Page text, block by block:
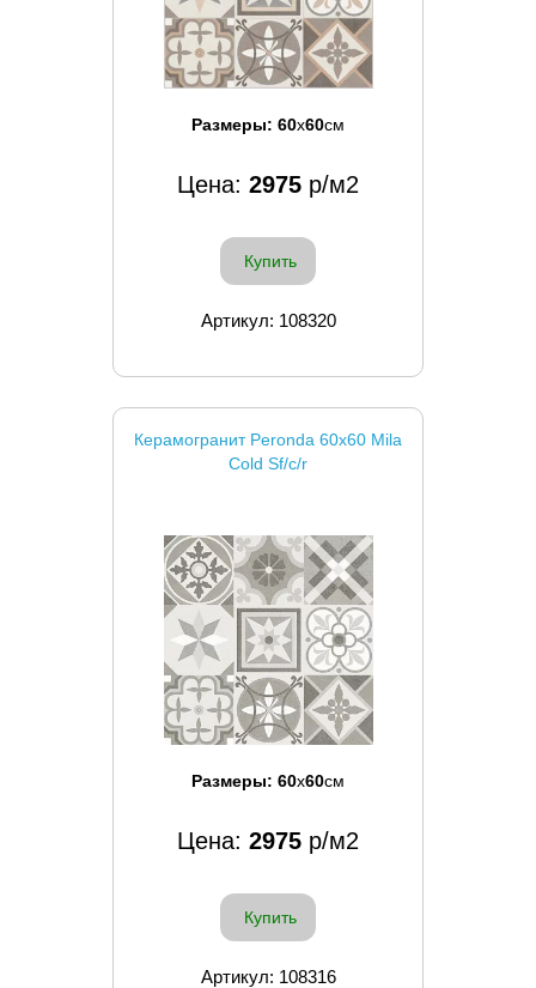
Размеры: 60x60см
Цена: 2975 р/м2
Купить
Артикул: 108320
Керамогранит Peronda 60x60 Mila
Cold Sf/c/r
Размеры: 60x60см
Цена: 2975 р/м2
Купить
Артикул: 108316